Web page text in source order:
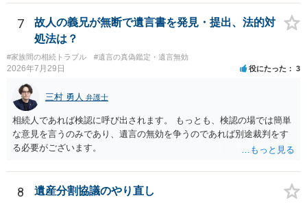
ます。 入籍した場合でも、原則契約者が単独で全ての債務を負うこと
には変わりがありません。 なかなか対応に難しい案件であり、公開の
場でアドバイスを行うのも限界があるように思われますので、資料等
を持参のうえ個別に弁護士に相談されることをお勧めします。
7
故人の義兄が無断で遺言書を発見・提出、法的対
処法は？
#家族間の相続トラブル #遺言の真偽鑑定・遺言無効
2026年7月29日 役にたった 3
三村 勇人 弁護士
相続人であれば検認に呼び出されます。 もっとも、検認の場では簡単
な意見を言うのみであり、遺言の無効を争うのであれば別途裁判をす
る必要がございます。
8 遺産分割協議のやり直し